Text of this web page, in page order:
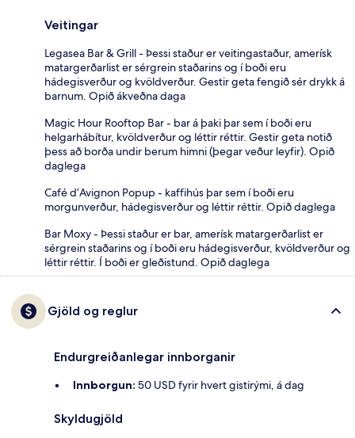
Veitingar
Legasea Bar & Grill - Þessi staður er veitingastaður, amerísk
matargerðarlist er sérgrein staðarins og í boði eru
hádegisverður og kvöldverður. Gestir geta fengið sér drykk á
barnum. Opið ákveðna daga
Magic Hour Rooftop Bar - bar á þaki þar sem í boði eru
helgarhábítur, kvöldverður og léttir réttir. Gestir geta notið
þess að borða undir berum himni (þegar veður leyfir). Opið
daglega
Café d’Avignon Popup - kaffihús þar sem í boði eru
morgunverður, hádegisverður og léttir réttir. Opið daglega
Bar Moxy - Þessi staður er bar, amerísk matargerðarlist er
sérgrein staðarins og í boði eru hádegisverður, kvöldverður og
léttir réttir. Í boði er gleðistund. Opið daglega
Gjöld og reglur
Endurgreiðanlegar innborganir
Innborgun: 50 USD fyrir hvert gistirými, á dag
Skyldugjöld